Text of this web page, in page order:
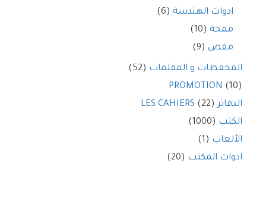
ادوات الهندسة (6)
ممحة (10)
مقص (9)
المحفظات و المقلمات (52)
PROMOTION (10)
الدفاتر LES CAHIERS (22)
الكتب (1000)
الألعاب (1)
ادوات المكتب (20)